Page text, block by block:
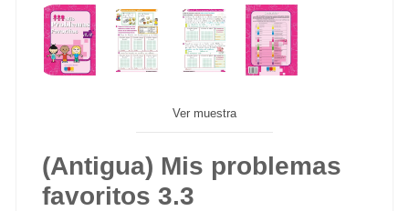
Ver muestra
(Antigua) Mis problemas
favoritos 3.3